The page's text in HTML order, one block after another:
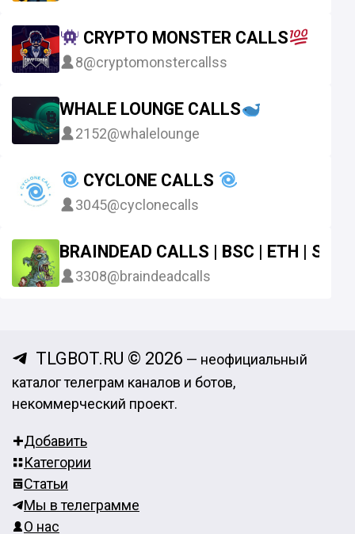
CRYPTO MONSTER CALLS
8@cryptomonstercallss
WHALE LOUNGE CALLS
2152@whalelounge
CYCLONE CALLS
3045@cyclonecalls
BRAINDEAD CALLS | BSC | ETH | SOL
3308@braindeadcalls
TLGBOT.RU © 2026 — неофициальный
каталог телеграм каналов и ботов,
некоммерческий проект.
Добавить
Категории
Статьи
Мы в телеграмме
О нас